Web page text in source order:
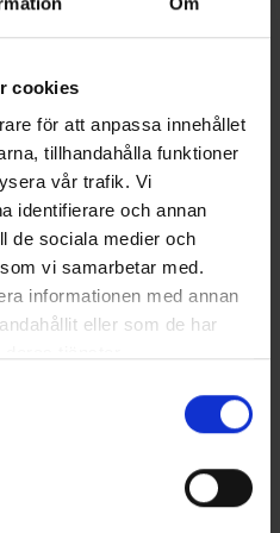
cookies
för att anpassa innehållet
tillhandahålla funktioner
vår trafik. Vi
identifierare och annan
de sociala medier och
vi samarbetar med.
informationen med annan
eller som de har
med sidopulpet. Den är
som förbindelse-, fiske- och
familjens yngre båtåkare. Dess
montering av en upp till 40 hk:s
förbättrar båtens bärkraft.